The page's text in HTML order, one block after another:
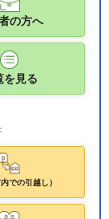
の方へ
を見る
での引越し）